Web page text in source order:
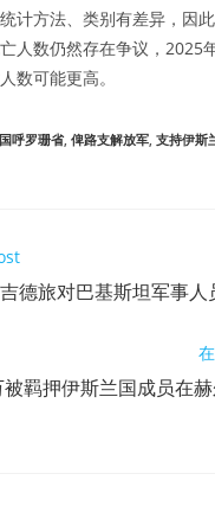
计方法、类别有差异，因
人数仍然存在争议，2025
数可能更高。
呼罗珊省, 俾路支解放军 支持伊斯
德旅对巴基斯坦军事人
羁押伊斯兰国成员在